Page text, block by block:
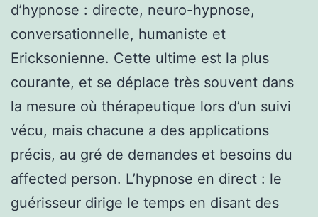
d’hypnose : directe, neuro-hypnose,
conversationnelle, humaniste et
Ericksonienne. Cette ultime est la plus
courante, et se déplace très souvent dans
la mesure où thérapeutique lors d’un suivi
vécu, mais chacune a des applications
précis, au gré de demandes et besoins du
affected person. L’hypnose en direct : le
guérisseur dirige le temps en disant des